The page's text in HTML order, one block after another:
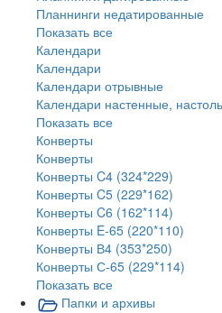
Планнинги недатированные
Показать все
Календари
Календари
Календари отрывные
Календари настенные,
Показать все
Конверты
Конверты
Конверты C4 (324*229)
Конверты C5 (229*162)
Конверты C6 (162*114)
Конверты E-65 (220*110)
Конверты В4 (353*250)
Конверты С-65 (229*114)
Показать все
Папки и архивы